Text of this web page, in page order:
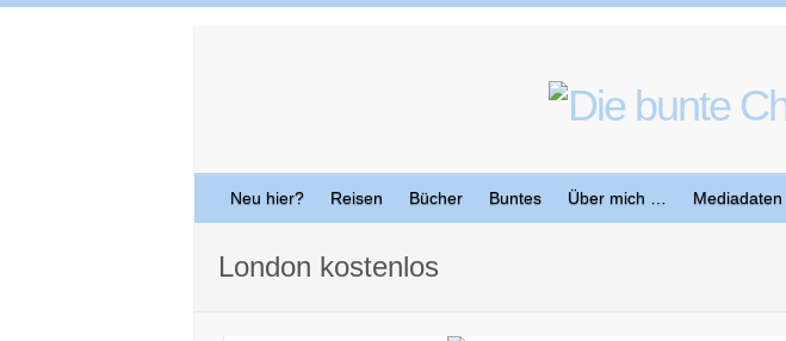
Neu hier? Reisen Bücher Buntes Über mich …
London kostenlos